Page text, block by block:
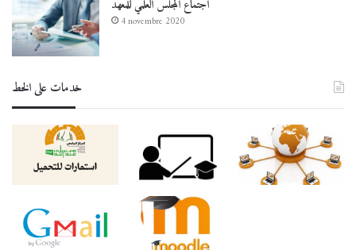
اجتماع المجلس العلمي للمعهد
4 novembre 2020
خدمات على الخط